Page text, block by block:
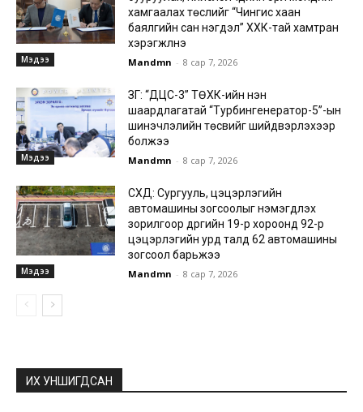
Мэдээ
хамгаалах төслийг “Чингис хаан
баялгийн сан нэгдэл” ХХК-тай хамтран
хэрэгжүүлнэ
Mandmn - 8 сар 7, 2026
Мэдээ
ЗГ: “ДЦС-3” ТӨХК-ийн нэн
шаардлагатай “Турбингенератор-5”-ын
шинэчлэлийн төсвийг шийдвэрлэхээр
болжээ
Mandmn - 8 сар 7, 2026
Мэдээ
СХД: Сургууль, цэцэрлэгийн
автомашины зогсоолыг нэмэгдүүлэх
зорилгоор дүүргийн 19-р хороонд 92-р
цэцэрлэгийн урд талд 62 автомашины
зогсоол барьжээ
Mandmn - 8 сар 7, 2026
ИХ УНШИГДСАН